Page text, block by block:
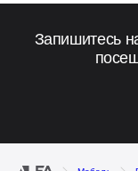
Запишитесь